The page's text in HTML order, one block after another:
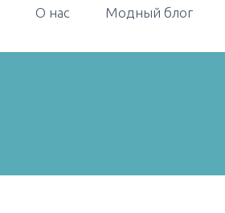
О нас Модный блог